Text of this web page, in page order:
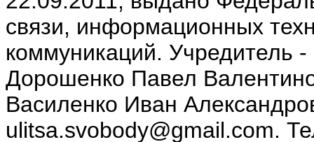
связи, информационных
коммуникаций.
Дорошенко Павел
Василенко Иван
ulitsa.svobody@gmail.com.